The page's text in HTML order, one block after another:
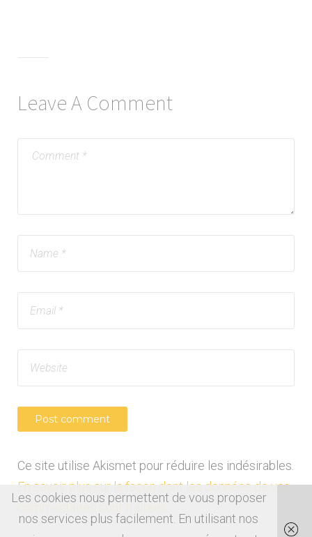
Leave A Comment
Ce site utilise Akismet pour réduire les indésirables.
En savoir plus sur la façon dont les données de vos
commentaires sont traitées
Les cookies nous permettent de vous proposer
nos services plus facilement. En utilisant nos